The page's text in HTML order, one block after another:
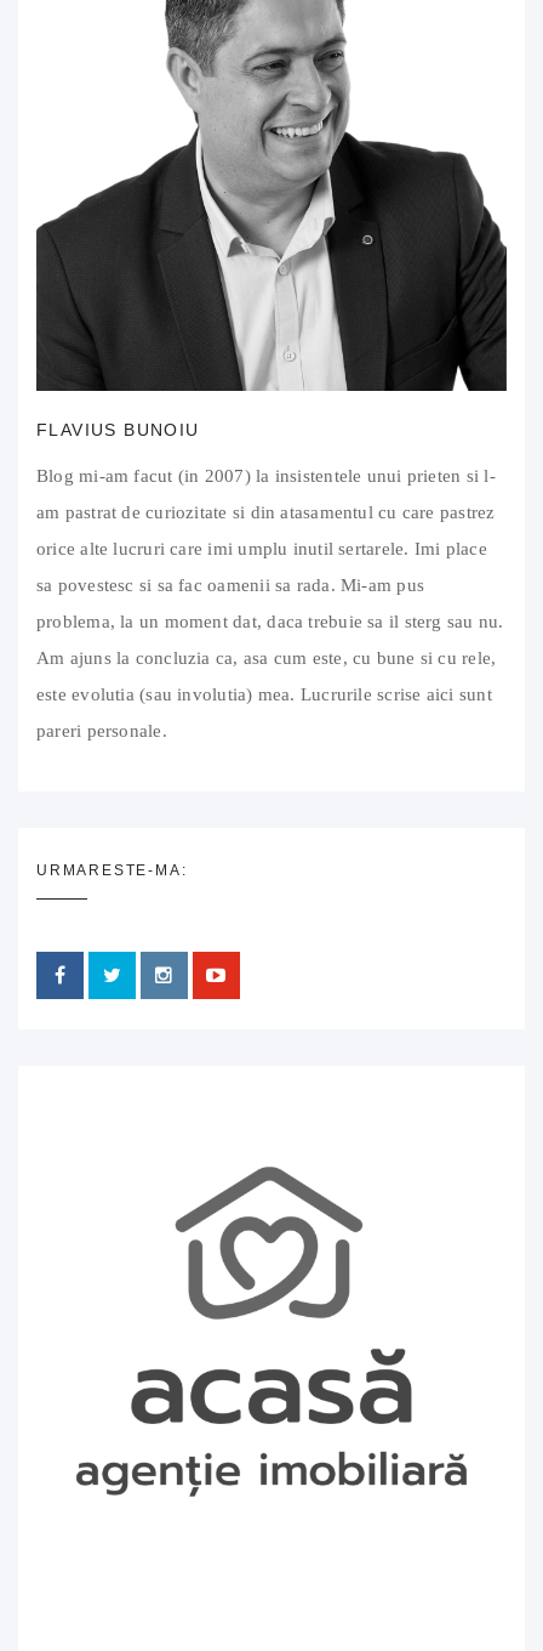
FLAVIUS BUNOIU
Blog mi-am facut (in 2007) la insistentele unui prieten si l-
am pastrat de curiozitate si din atasamentul cu care pastrez
orice alte lucruri care imi umplu inutil sertarele. Imi place
sa povestesc si sa fac oamenii sa rada. Mi-am pus
problema, la un moment dat, daca trebuie sa il sterg sau nu.
Am ajuns la concluzia ca, asa cum este, cu bune si cu rele,
este evolutia (sau involutia) mea. Lucrurile scrise aici sunt
pareri personale.
URMARESTE-MA: